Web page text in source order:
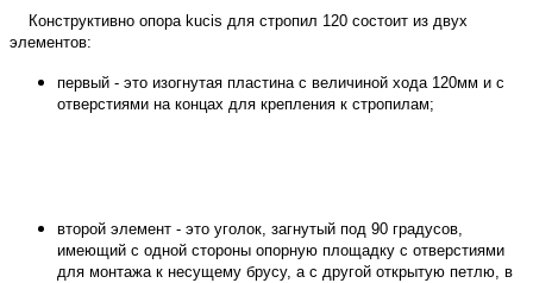
Конструктивно опора kucis для стропил 120 состоит из двух
элементов:
первый - это изогнутая пластина с величиной хода 120мм и с
отверстиями на концах для крепления к стропилам;
второй элемент - это уголок, загнутый под 90 градусов,
имеющий с одной стороны опорную площадку с отверстиями
для монтажа к несущему брусу, а с другой открытую петлю, в